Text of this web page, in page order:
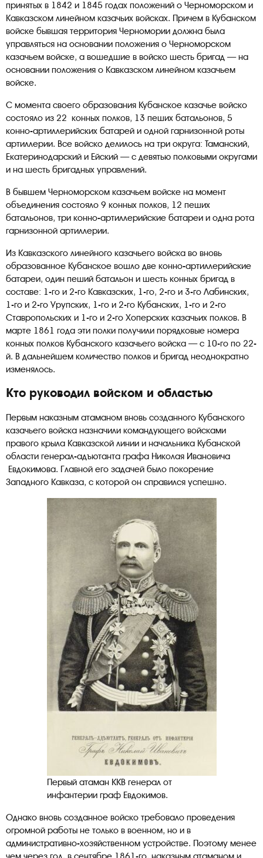
принятых в 1842 и 1845 годах положений о Черноморском и
Кавказском линейном казачьих войсках. Причем в Кубанском
войске бывшая территория Черномории должна была
управляться на основании положения о Черноморском
казачьем войске, а вошедшие в войско шесть бригад — на
основании положения о Кавказском линейном казачьем
войске.
С момента своего образования Кубанское казачье войско
состояло из 22 конных полков, 13 пеших батальонов, 5
конно-артиллерийских батарей и одной гарнизонной роты
артиллерии. Все войско делилось на три округа: Таманский,
Екатеринодарский и Ейский — с девятью полковыми округами
и на шесть бригадных управлений.
В бывшем Черноморском казачьем войске на момент
объединения состояло 9 конных полков, 12 пеших
батальонов, три конно-артиллерийские батареи и одна рота
гарнизонной артиллерии.
Из Кавказского линейного казачьего войска во вновь
образованное Кубанское вошло две конно-артиллерийские
батареи, один пеший батальон и шесть конных бригад в
составе: 1-го и 2-го Кавказских, 1-го, 2-го и 3-го Лабинских,
1-го и 2-го Урупских, 1-го и 2-го Кубанских, 1-го и 2-го
Ставропольских и 1-го и 2-го Хоперских казачьих полков. В
марте 1861 года эти полки получили порядковые номера
конных полков Кубанского казачьего войска — с 10-го по 22-
й. В дальнейшем количество полков и бригад неоднократно
изменялось.
Кто руководил войском и областью
Первым наказным атаманом вновь созданного Кубанского
казачьего войска назначили командующего войсками
правого крыла Кавказской линии и начальника Кубанской
области генерал-адъютанта графа Николая Ивановича
Евдокимова. Главной его задачей было покорение
Западного Кавказа, с которой он справился успешно.
Первый атаман ККВ генерал от
инфантерии граф Евдокимов.
Однако вновь созданное войско требовало проведения
огромной работы не только в военном, но и в
административно-хозяйственном устройстве. Поэтому менее